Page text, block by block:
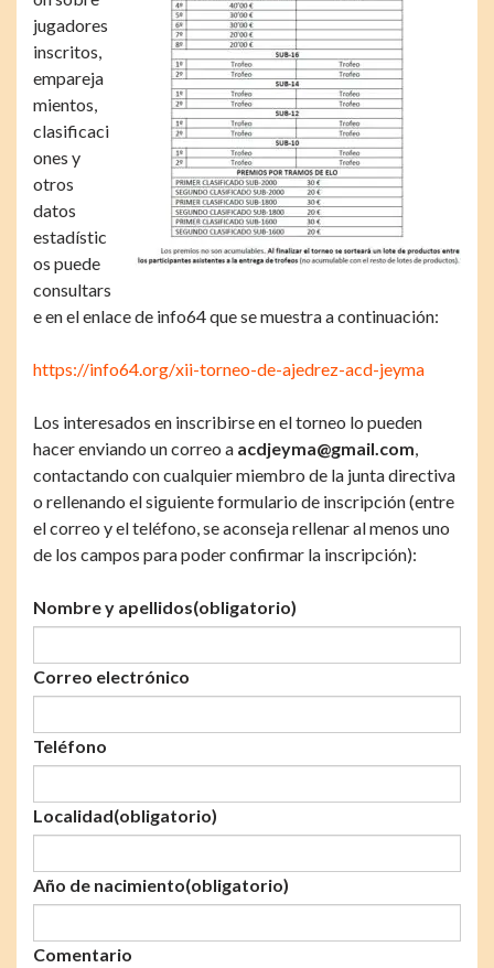
jugadores
inscritos,
empareja
mientos,
clasificaci
ones y
otros
datos
estadístic
os puede
consultars
e en el enlace de info64 que se muestra a continuación:
https://info64.org/xii-torneo-de-ajedrez-acd-jeyma
Los interesados en inscribirse en el torneo lo pueden
hacer enviando un correo a acdjeyma@gmail.com
contactando con cualquier miembro de la junta directiva
o rellenando el siguiente formulario de inscripción (entre
el correo y el teléfono, se aconseja rellenar al menos uno
de los campos para poder confirmar la inscripción):
Nombre y apellidos(obligatorio)
Correo electrónico
Teléfono
Localidad(obligatorio)
Año de nacimiento(obligatorio)
Comentario